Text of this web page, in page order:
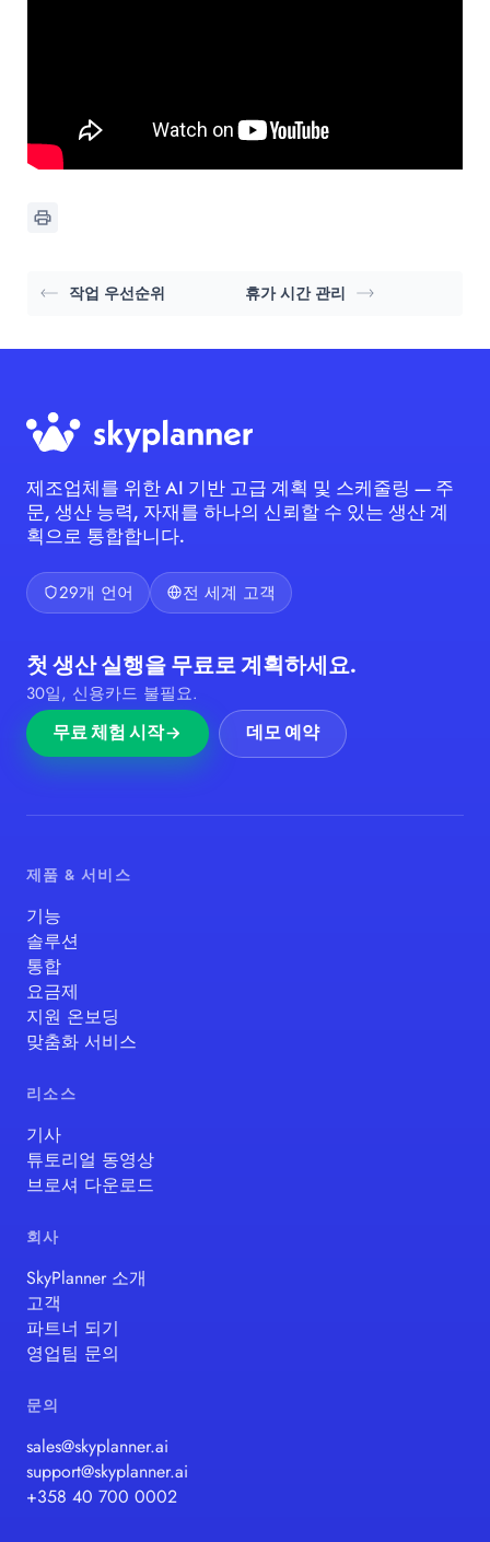
작업 우선순위 휴가 시간 관리
제조업체를 위한 AI 기반 고급 계획 및 스케줄링 — 주
문, 생산 능력, 자재를 하나의 신뢰할 수 있는 생산 계
획으로 통합합니다.
29개 언어 전 세계 고객
첫 생산 실행을 무료로 계획하세요.
30일, 신용카드 불필요.
무료 체험 시작 데모 예약
제품 & 서비스
기능
솔루션
통합
요금제
지원 온보딩
맞춤화 서비스
리소스
기사
튜토리얼 동영상
브로셔 다운로드
회사
SkyPlanner 소개
고객
파트너 되기
영업팀 문의
문의
sales@skyplanner.ai
support@skyplanner.ai
+358 40 700 0002